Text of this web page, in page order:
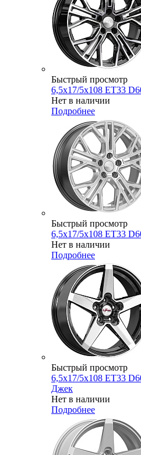
Быстрый просмотр
6,5x17/5x108 ET33
Нет в наличии
Подробнее
Быстрый просмотр
6,5x17/5x108 ET33
Нет в наличии
Подробнее
Быстрый просмотр
6,5x17/5x108 ET33
Джек
Нет в наличии
Подробнее